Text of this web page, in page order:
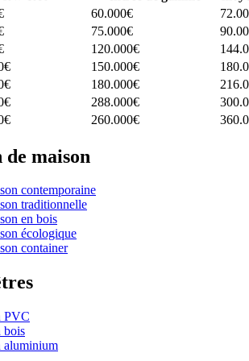
60.000€
75.000€
120.000€
150.000€
180.000€
288.000€
260.000€
maison
contemporaine
traditionnelle
en bois
écologique
container
PVC
bois
aluminium